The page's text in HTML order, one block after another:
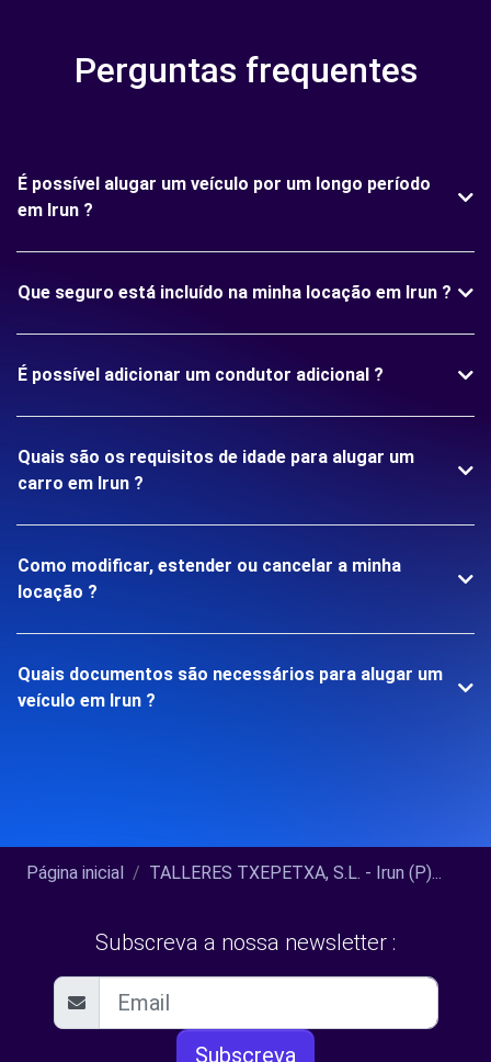
Perguntas frequentes
É possível alugar um veículo por um longo período
em Irun ?
Que seguro está incluído na minha locação em Irun ?
É possível adicionar um condutor adicional ?
Quais são os requisitos de idade para alugar um
carro em Irun ?
Como modificar, estender ou cancelar a minha
locação ?
Quais documentos são necessários para alugar um
veículo em Irun ?
Página inicial TALLERES TXEPETXA, S.L. - Irun (P)...
Subscreva a nossa newsletter :
Subscreva